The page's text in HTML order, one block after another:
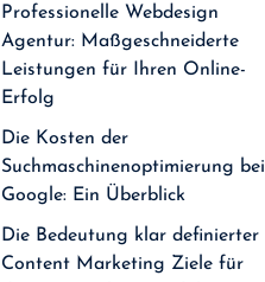
Professionelle Webdesign
Agentur: Maßgeschneiderte
Leistungen für Ihren Online-
Erfolg
Die Kosten der
Suchmaschinenoptimierung bei
Google: Ein Überblick
Die Bedeutung klar definierter
Content Marketing Ziele für